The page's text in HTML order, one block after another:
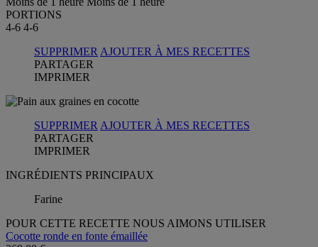
PORTIONS
4-6 4-6
SUPPRIMER AJOUTER À MES RECETTES
PARTAGER
IMPRIMER
SUPPRIMER AJOUTER À MES RECETTES
PARTAGER
IMPRIMER
INGRÉDIENTS PRINCIPAUX
Farine
POUR CETTE RECETTE NOUS AIMONS UTILISER
Cocotte ronde en fonte émaillée